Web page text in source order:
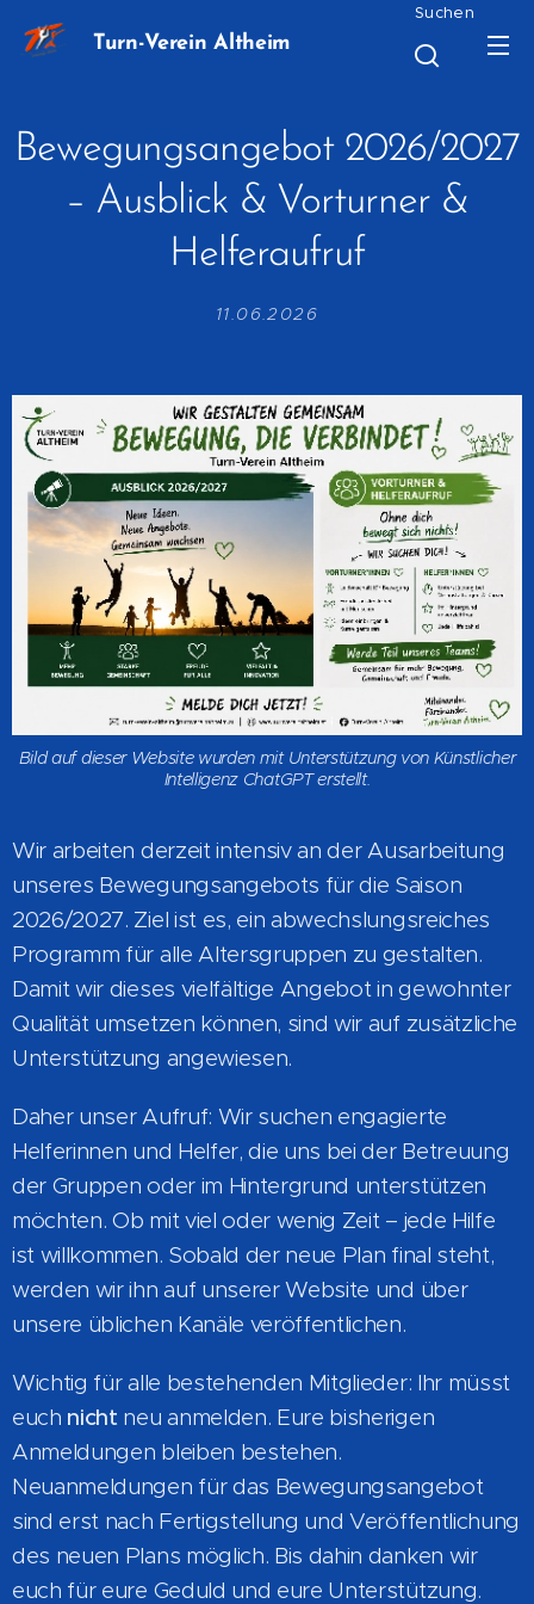
Turn-Verein Altheim
Suchen
Bewegungsangebot 2026/2027
– Ausblick & Vorturner &
Helferaufruf
11.06.2026
Bild auf dieser Website wurden mit Unterstützung von Künstlicher
Intelligenz ChatGPT erstellt.
Wir arbeiten derzeit intensiv an der Ausarbeitung
unseres Bewegungsangebots für die Saison
2026/2027. Ziel ist es, ein abwechslungsreiches
Programm für alle Altersgruppen zu gestalten.
Damit wir dieses vielfältige Angebot in gewohnter
Qualität umsetzen können, sind wir auf zusätzliche
Unterstützung angewiesen.
Daher unser Aufruf: Wir suchen engagierte
Helferinnen und Helfer, die uns bei der Betreuung
der Gruppen oder im Hintergrund unterstützen
möchten. Ob mit viel oder wenig Zeit – jede Hilfe
ist willkommen. Sobald der neue Plan final steht,
werden wir ihn auf unserer Website und über
unsere üblichen Kanäle veröffentlichen.
Wichtig für alle bestehenden Mitglieder: Ihr müsst
euch nichtneu anmelden. Eure bisherigen
Anmeldungen bleiben bestehen.
Neuanmeldungen für das Bewegungsangebot
sind erst nach Fertigstellung und Veröffentlichung
des neuen Plans möglich. Bis dahin danken wir
euch für eure Geduld und eure Unterstützung.